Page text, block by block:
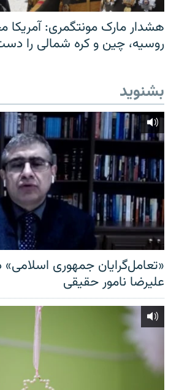
هشدار مارک مونتگمری: آمریکا
روسیه، چین و کره شمالی را
بشنوید
«تعامل‌گرایان جمهوری اسلامی»
علیرضا نامور حقیقی